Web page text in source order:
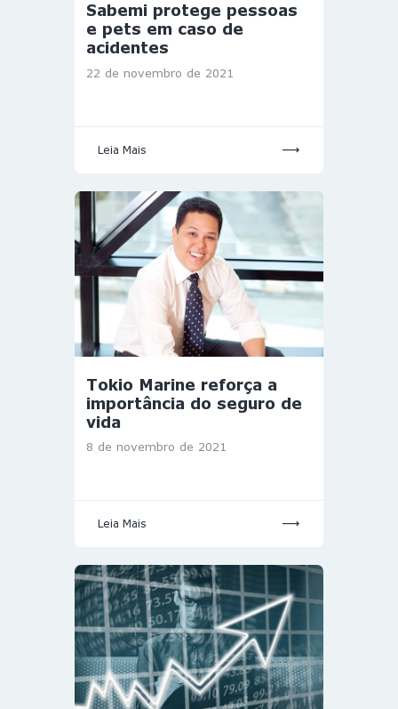
Sabemi protege pessoas
e pets em caso de
acidentes
22 de novembro de 2021
Leia Mais
Tokio Marine reforça a
importância do seguro de
vida
8 de novembro de 2021
Leia Mais